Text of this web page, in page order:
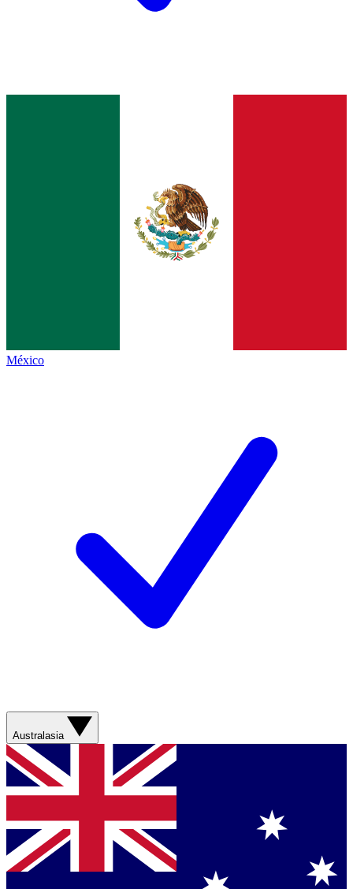
México
Australasia